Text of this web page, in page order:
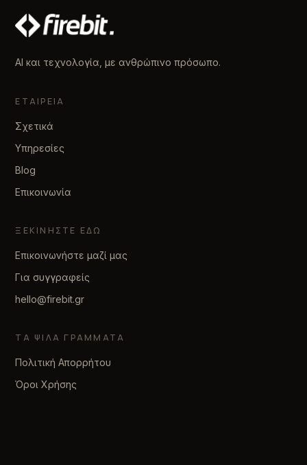
AI και τεχνολογία, με ανθρώπινο πρόσωπο.
ΕΤΑΙΡΕΊΑ
Σχετικά
Υπηρεσίες
Blog
Επικοινωνία
ΞΕΚΙΝΉΣΤΕ ΕΔΏ
Επικοινωνήστε μαζί μας
Για συγγραφείς
hello@firebit.gr
ΤΑ ΨΙΛΆ ΓΡΆΜΜΑΤΑ
Πολιτική Απορρήτου
Όροι Χρήσης